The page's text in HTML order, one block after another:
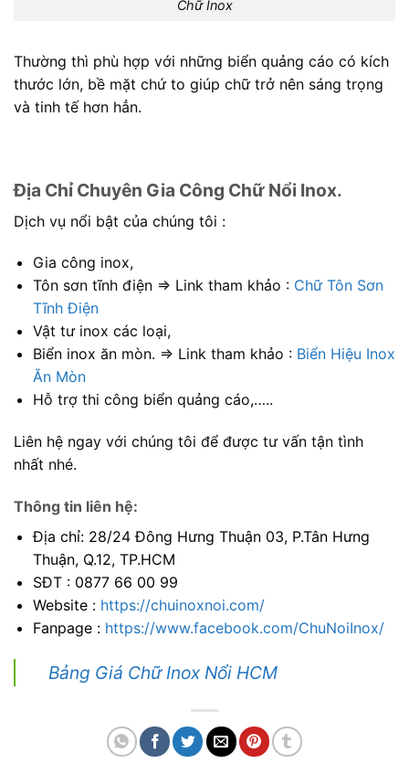
Chữ Inox
Thường thì phù hợp với những biển quảng cáo có kích
thước lớn, bề mặt chứ to giúp chữ trở nên sáng trọng
và tinh tế hơn hẳn.
Địa Chỉ Chuyên Gia Công Chữ Nổi Inox.
Dịch vụ nổi bật của chúng tôi :
Gia công inox,
Tôn sơn tĩnh điện ⇒ Link tham khảo : Chữ Tôn Sơn
Tĩnh Điện
Vật tư inox các loại,
Biển inox ăn mòn. ⇒ Link tham khảo : Biển Hiệu Inox
Ăn Mòn
Hỗ trợ thi công biển quảng cáo,…..
Liên hệ ngay với chúng tôi để được tư vấn tận tình
nhất nhé.
Thông tin liên hệ:
Địa chỉ: 28/24 Đông Hưng Thuận 03, P.Tân Hưng
Thuận, Q.12, TP.HCM
SĐT : 0877 66 00 99
Website : https://chuinoxnoi.com/
Fanpage : https://www.facebook.com/ChuNoiInox/
Bảng Giá Chữ Inox Nổi HCM